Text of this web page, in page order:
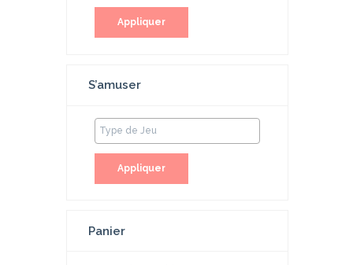
Appliquer
S’amuser
Appliquer
Panier